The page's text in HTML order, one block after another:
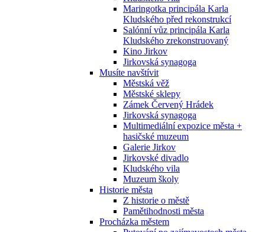
Maringotka principála Karla
Kludského před rekonstrukcí
Salónní vůz principála Karla
Kludského zrekonstruovaný
Kino Jirkov
Jirkovská synagoga
Musíte navštívit
Městská věž
Městské sklepy
Zámek Červený Hrádek
Jirkovská synagoga
Multimediální expozice města +
hasičské muzeum
Galerie Jirkov
Jirkovské divadlo
Kludského vila
Muzeum školy
Historie města
Z historie o městě
Pamětihodnosti města
Procházka městem